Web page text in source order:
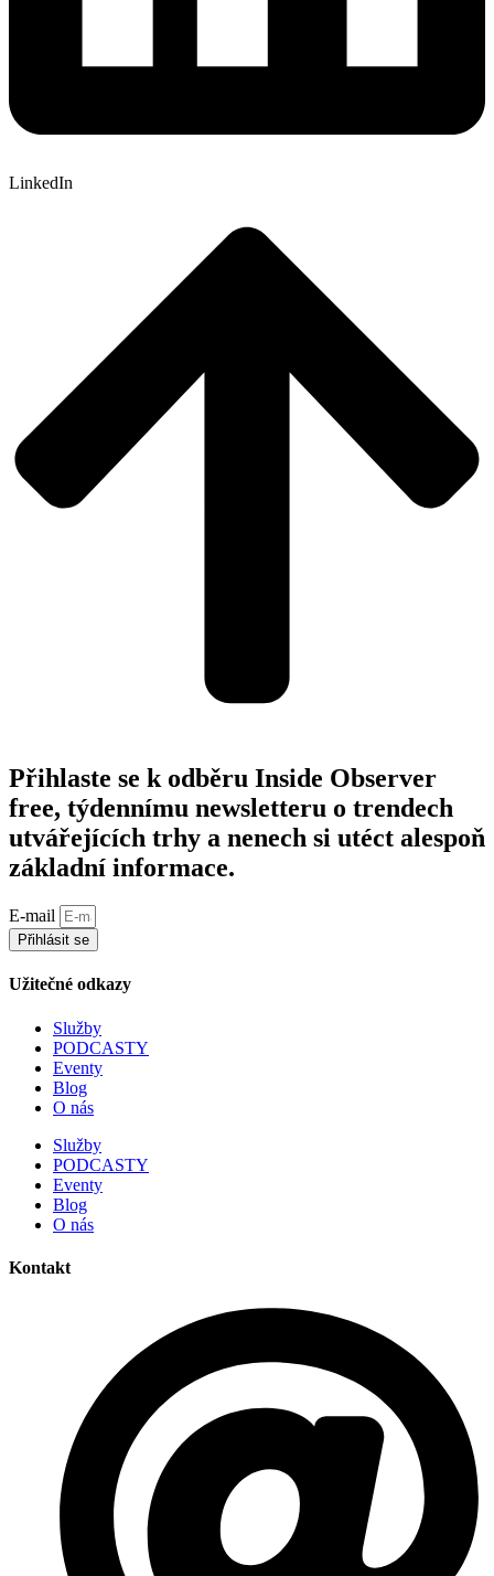
LinkedIn
Přihlaste se k odběru Inside Observer
free, týdennímu newsletteru o trendech
utvářejících trhy a nenech si utéct alespoň
základní informace.
E-mail
Přihlásit se
Užitečné odkazy
Služby
PODCASTY
Eventy
Blog
O nás
Služby
PODCASTY
Eventy
Blog
O nás
Kontakt